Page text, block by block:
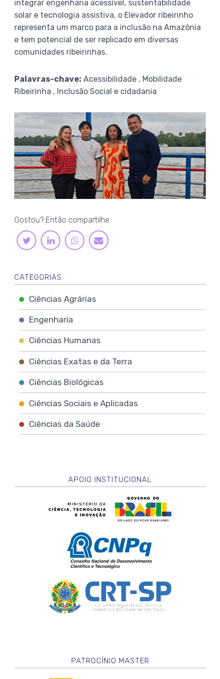
integrar engenharia acessível, sustentabilidade
solar e tecnologia assistiva, o Elevador ribeirinho
representa um marco para a inclusão na Amazônia
e tem potencial de ser replicado em diversas
comunidades ribeirinhas.
Palavras-chave: Acessibilidade , Mobilidade
Ribeirinha , Inclusão Social e cidadania
Gostou? Então compartilhe:
TWITTERLINKEDINWHATSAPP
E-
MAIL
CATEGORIAS
Ciências Agrárias
Engenharia
Ciências Humanas
Ciências Exatas e da Terra
Ciências Biológicas
Ciências Sociais e Aplicadas
Ciências da Saúde
APOIO INSTITUCIONAL
PATROCÍNIO MASTER